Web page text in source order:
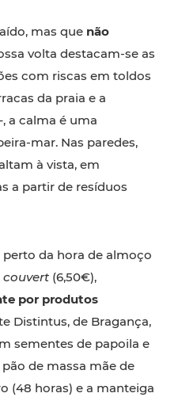
mas que não
volta destacam-se as
com riscas em toldos
da praia e a
a calma é uma
mar. Nas paredes,
à vista, em
a partir de resíduos
da hora de almoço
couvert (6,50€),
por produtos
Distintus, de Bragança,
sementes de papoila e
de massa mãe de
(48 horas) e a manteiga